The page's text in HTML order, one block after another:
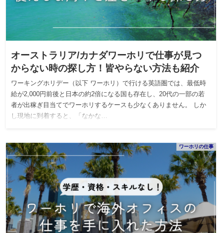
オーストラリア/カナダワーホリで仕事が見つ
からない時の探し方！皆やらない方法も紹介
ワーキングホリデー（以下 ワーホリ）で行ける英語圏では、最低時
給が2,000円前後と日本の約2倍になる国も存在し、20代の一部の若
者が出稼ぎ目当てでワーホリするケースも少なくありません。 しか
し現地に到着すると、「なかな…
ワーホリの仕事